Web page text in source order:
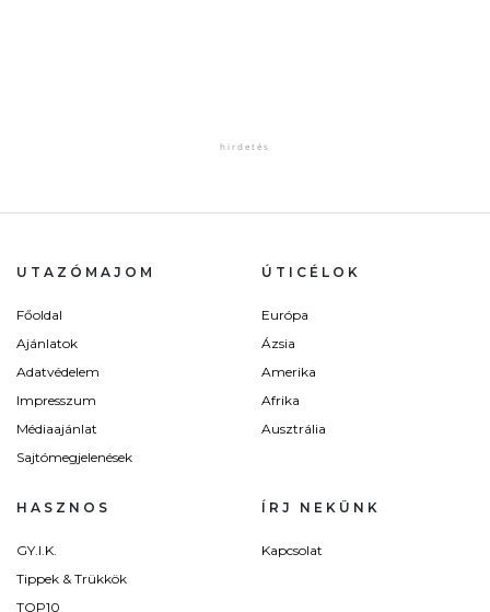
UTAZÓMAJOM
Főoldal
Ajánlatok
Adatvédelem
Impresszum
Médiaajánlat
Sajtómegjelenések
ÚTICÉLOK
Európa
Ázsia
Amerika
Afrika
Ausztrália
HASZNOS
GY.I.K.
Tippek & Trükkök
TOP10
ÍRJ NEKÜNK
Kapcsolat